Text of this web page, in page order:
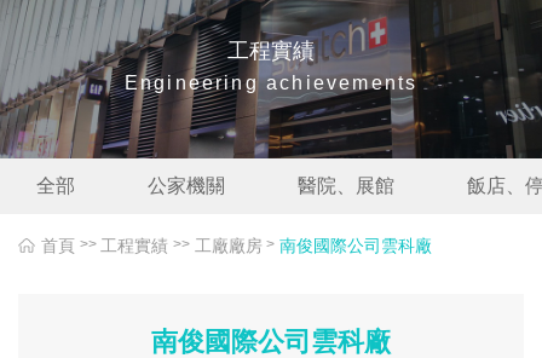
工程實績
Engineering achievements
全部 公家機關 醫院、展館 飯店、
首頁 >> 工程實績 >> 工廠廠房 > 南俊國際公司雲科廠
南俊國際公司雲科廠